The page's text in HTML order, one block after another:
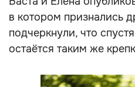
в котором признались
подчеркнули, что
остаётся таким же